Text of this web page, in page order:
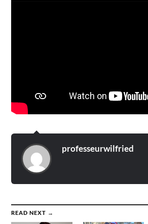
professeurwilfried
READ NEXT →